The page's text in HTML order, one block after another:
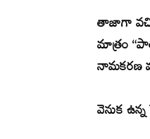
తాజాగా
మాత్రం
నామకరణ
వెనుక